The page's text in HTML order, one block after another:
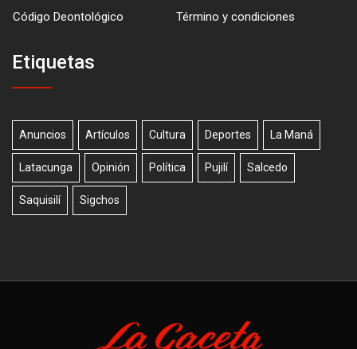
Código Deontológico
Término y condiciones
Etiquetas
Anuncios Artículos Cultura Deportes La Maná
Latacunga Opinión Política Pujilí Salcedo
Saquisilí Sigchos